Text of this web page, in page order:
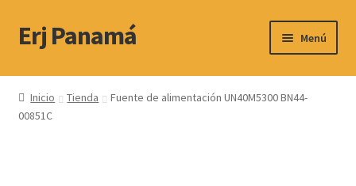
Ir
a
Ir
al
Erj Panamá Menú
Servicio Técnico
Productos
Inicio Tienda
Fuente de alimentación UN40M5300 BN44-
00851C